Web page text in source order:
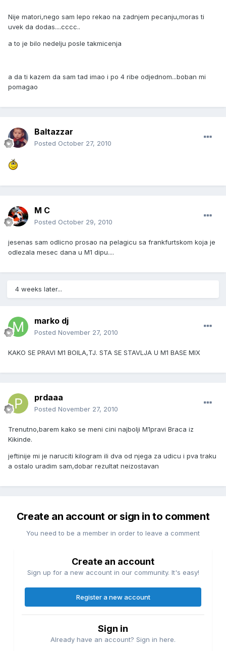
Nije matori,nego sam lepo rekao na zadnjem pecanju,moras ti
uvek da dodas....cccc..
a to je bilo nedelju posle takmicenja
a da ti kazem da sam tad imao i po 4 ribe odjednom...boban mi
pomagao
Baltazzar
Posted October 27, 2010
M C
Posted October 29, 2010
jesenas sam odlicno prosao na pelagicu sa frankfurtskom koja je
odlezala mesec dana u M1 dipu....
4 weeks later...
marko dj
Posted November 27, 2010
KAKO SE PRAVI M1 BOILA,TJ. STA SE STAVLJA U M1 BASE MIX
prdaaa
Posted November 27, 2010
Trenutno,barem kako se meni cini najbolji M1pravi Braca iz
Kikinde.
jeftinije mi je naruciti kilogram ili dva od njega za udicu i pva traku
a ostalo uradim sam,dobar rezultat neizostavan
Create an account or sign in to comment
You need to be a member in order to leave a comment
Create an account
Sign up for a new account in our community. It's easy!
Register a new account
Sign in
Already have an account? Sign in here.